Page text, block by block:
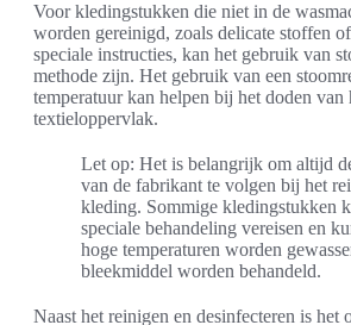
Voor kledingstukken die niet in de
worden gereinigd, zoals delicate stoffen
speciale instructies, kan het gebruik van
methode zijn. Het gebruik van een
temperatuur kan helpen bij het doden van
textieloppervlak.
Let op: Het is belangrijk om altijd
van de fabrikant te volgen bij het
kleding. Sommige kledingstukken
speciale behandeling vereisen en
hoge temperaturen worden
bleekmiddel worden behandeld.
Naast het reinigen en desinfecteren is het